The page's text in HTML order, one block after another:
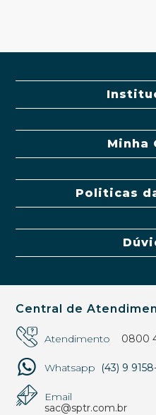
Minha
Politicas
Central de
Atendimento 0800
Whatsapp (43) 9
Email
sac@sptr.com.br